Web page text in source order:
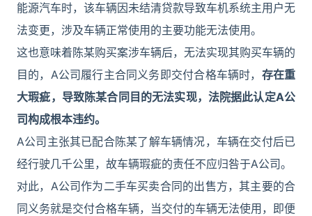
能源汽车时，该车辆因未结清贷款导致车机系统主用户无
法变更，涉及车辆正常使用的主要功能无法使用。
这也意味着陈某购买案涉车辆后，无法实现其购买车辆的
目的，A公司履行主合同义务即交付合格车辆时， 存在重
大瑕疵，导致陈某合同目的无法实现，法院据此认定A公
司构成根本违约。
A公司主张其已配合陈某了解车辆情况，车辆在交付后已
经行驶几千公里，故车辆瑕疵的责任不应归咎于A公司。
对此，A公司作为二手车买卖合同的出售方，其主要的合
同义务就是交付合格车辆，当交付的车辆无法使用，即便